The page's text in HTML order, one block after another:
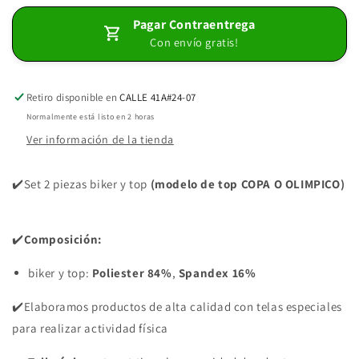
2
SPORTGYM
AZUL
MANCHAS
2
PIEZAS
SPORTGYM
AZUL
MANCHAS
Pagar Contraentrega
Con envío gratis!
Retiro disponible enCALLE 41A#24-07
Normalmente está listo en 2 horas
Ver información de la tienda
✔️Set 2 piezas biker y top (modelo de top COPA O OLIMPICO)
✔️Composición:
biker y top: Poliester 84%, Spandex 16%
✔️Elaboramos productos de alta calidad con telas especiales
para realizar actividad física